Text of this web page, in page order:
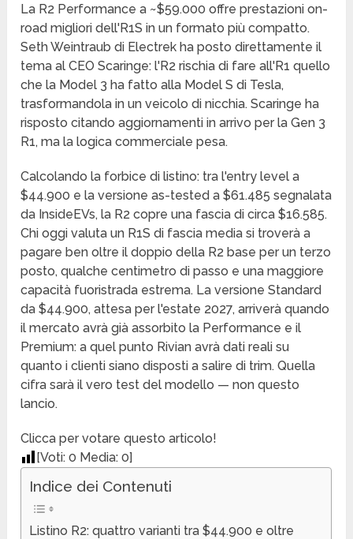
La R2 Performance a ~$59.000 offre prestazioni on-
road migliori dell'R1S in un formato più compatto.
Seth Weintraub di Electrek ha posto direttamente il
tema al CEO Scaringe: l'R2 rischia di fare all'R1 quello
che la Model 3 ha fatto alla Model S di Tesla,
trasformandola in un veicolo di nicchia. Scaringe ha
risposto citando aggiornamenti in arrivo per la Gen 3
R1, ma la logica commerciale pesa.
Calcolando la forbice di listino: tra l'entry level a
$44.900 e la versione as-tested a $61.485 segnalata
da InsideEVs, la R2 copre una fascia di circa $16.585.
Chi oggi valuta un R1S di fascia media si troverà a
pagare ben oltre il doppio della R2 base per un terzo
posto, qualche centimetro di passo e una maggiore
capacità fuoristrada estrema. La versione Standard
da $44.900, attesa per l'estate 2027, arriverà quando
il mercato avrà già assorbito la Performance e il
Premium: a quel punto Rivian avrà dati reali su
quanto i clienti siano disposti a salire di trim. Quella
cifra sarà il vero test del modello — non questo
lancio.
Clicca per votare questo articolo!
[Voti:0 Media:0]
Indice dei Contenuti
Listino R2: quattro varianti tra $44.900 e oltre